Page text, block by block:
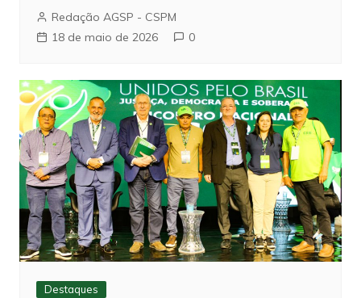
Redação AGSP - CSPM
18 de maio de 2026
0
Destaques